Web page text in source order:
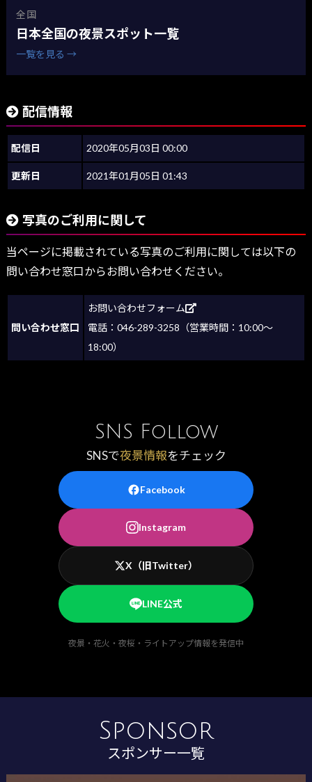
全国
日本全国の夜景スポット一覧
一覧を見る →
配信情報
配信日 2020年05月03日 00:00
更新日 2021年01月05日 01:43
写真のご利用に関して
当ページに掲載されている写真のご利用に関しては以下の
問い合わせ窓口からお問い合わせください。
問い合わせ窓口
お問い合わせフォーム
電話：046-289-3258（営業時間：10:00～
18:00）
SNS Follow
SNSで夜景情報をチェック
Facebook
Instagram
X（旧Twitter）
LINE公式
夜景・花火・夜桜・ライトアップ情報を発信中
Sponsor
スポンサー一覧